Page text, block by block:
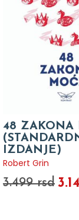
48 ZAKONA
IZDANJE)
Robert Grin
3.499 rsd